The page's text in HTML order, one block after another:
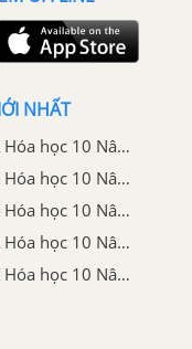
NHẤT
Bài 7 trang 217 SGK Hóa học 10 Nâng cao
Bài 6 trang 217 SGK Hóa học 10 Nâng cao
Bài 5 trang 216 SGK Hóa học 10 Nâng cao
Bài 4 trang 216 SGK Hóa học 10 Nâng cao
Bài 3 trang 216 SGK Hóa học 10 Nâng cao